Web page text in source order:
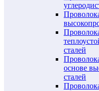
сталей
основе
сталей